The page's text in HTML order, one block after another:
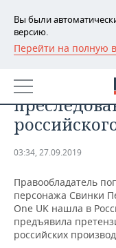
Вы были
версию.
Перейти на полную
РЕГИОНЫ
БАШКОРТОСТАН
ТАТАРСТАН
НОВОСТИ
АНАЛИТИКА
ДЕКЛАРАЦИИ О
КОРОЛИ
ВУЗЫ
НОВОСТИ
ФИНАНСЫ
БАНКИ
НОВОСТИ
НЕДВИЖИМОСТЬ
НОВОСТИ
АВТО
Свинка
03:34, 27.09.2019
Правообладатель
персонажа Свинки
One UK нашла в
предъявила
российских